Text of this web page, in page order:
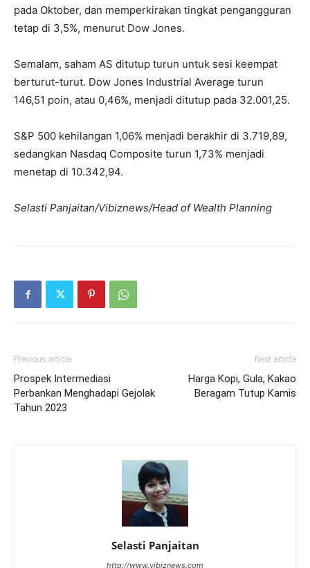
pada Oktober, dan memperkirakan tingkat pengangguran
tetap di 3,5%, menurut Dow Jones.
Semalam, saham AS ditutup turun untuk sesi keempat
berturut-turut. Dow Jones Industrial Average turun
146,51 poin, atau 0,46%, menjadi ditutup pada 32.001,25.
S&P 500 kehilangan 1,06% menjadi berakhir di 3.719,89,
sedangkan Nasdaq Composite turun 1,73% menjadi
menetap di 10.342,94.
Selasti Panjaitan/Vibiznews/Head of Wealth Planning
Previous article
Prospek Intermediasi
Perbankan Menghadapi Gejolak
Tahun 2023
Next article
Harga Kopi, Gula, Kakao
Beragam Tutup Kamis
Selasti Panjaitan
http://www.vibiznews.com